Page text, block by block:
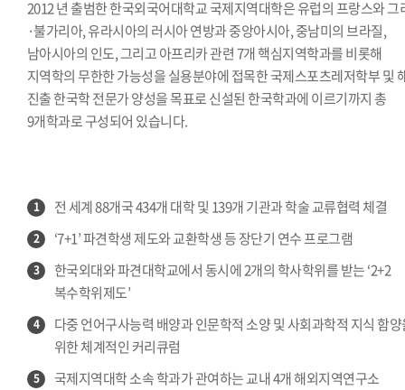
2012 년 출범한 한국외국어대학교 국제지역대학은 유럽의 프랑스와 그
·불가리아, 유라시아의 러시아 연방과 중앙아시아, 중남미의 브라질,
남아시아의 인도, 그리고 아프리카 관련 7개 핵심지역학과를 비롯해
지역학의 무한한 가능성을 실용분야에 접목한 국제스포츠레저학부 및
진출 한국학 전문가 양성을 목표로 신설된 한국학과에 이르기까지 총
9개학과로 구성되어 있습니다.
1 전 세계 88개국 434개 대학 및 139개 기관과 학술 교류협력 체결
2 ‘7+1’ 파견학생 제도와 교환학생 등 장단기 연수 프로그램
3
한국외대와 파견대학교에서 동시에 2개의 학사학위를 받는 ‘2+2
복수학위제도’
4
다중 언어구사능력 배양과 인문학적 소양 및 사회과학적 지식 함
위한 체계적인 커리큐럼
5
국제지역대학 소속 학과가 관여하는 교내 4개 해외지역연구소